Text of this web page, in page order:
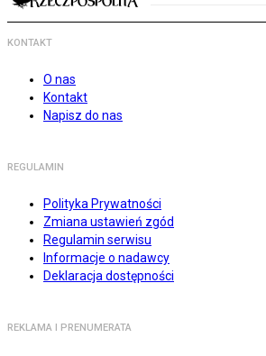
KONTAKT
O nas
Kontakt
Napisz do nas
REGULAMIN
Polityka Prywatności
Zmiana ustawień zgód
Regulamin serwisu
Informacje o nadawcy
Deklaracja dostępności
REKLAMA I PRENUMERATA